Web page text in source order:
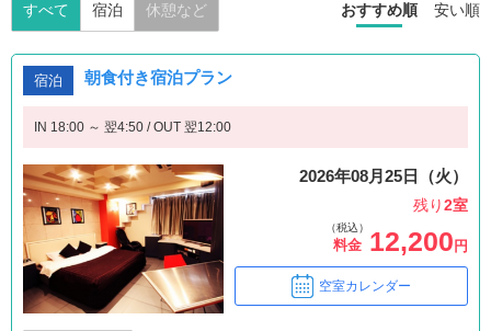
すべて 宿泊 休憩など おすすめ順 安い順
宿泊 朝食付き宿泊プラン
IN 18:00 ～ 翌4:50 / OUT 翌12:00
2026年08月25日（火）
残り2室
（税込）
料金 12,200 円
空室カレンダー